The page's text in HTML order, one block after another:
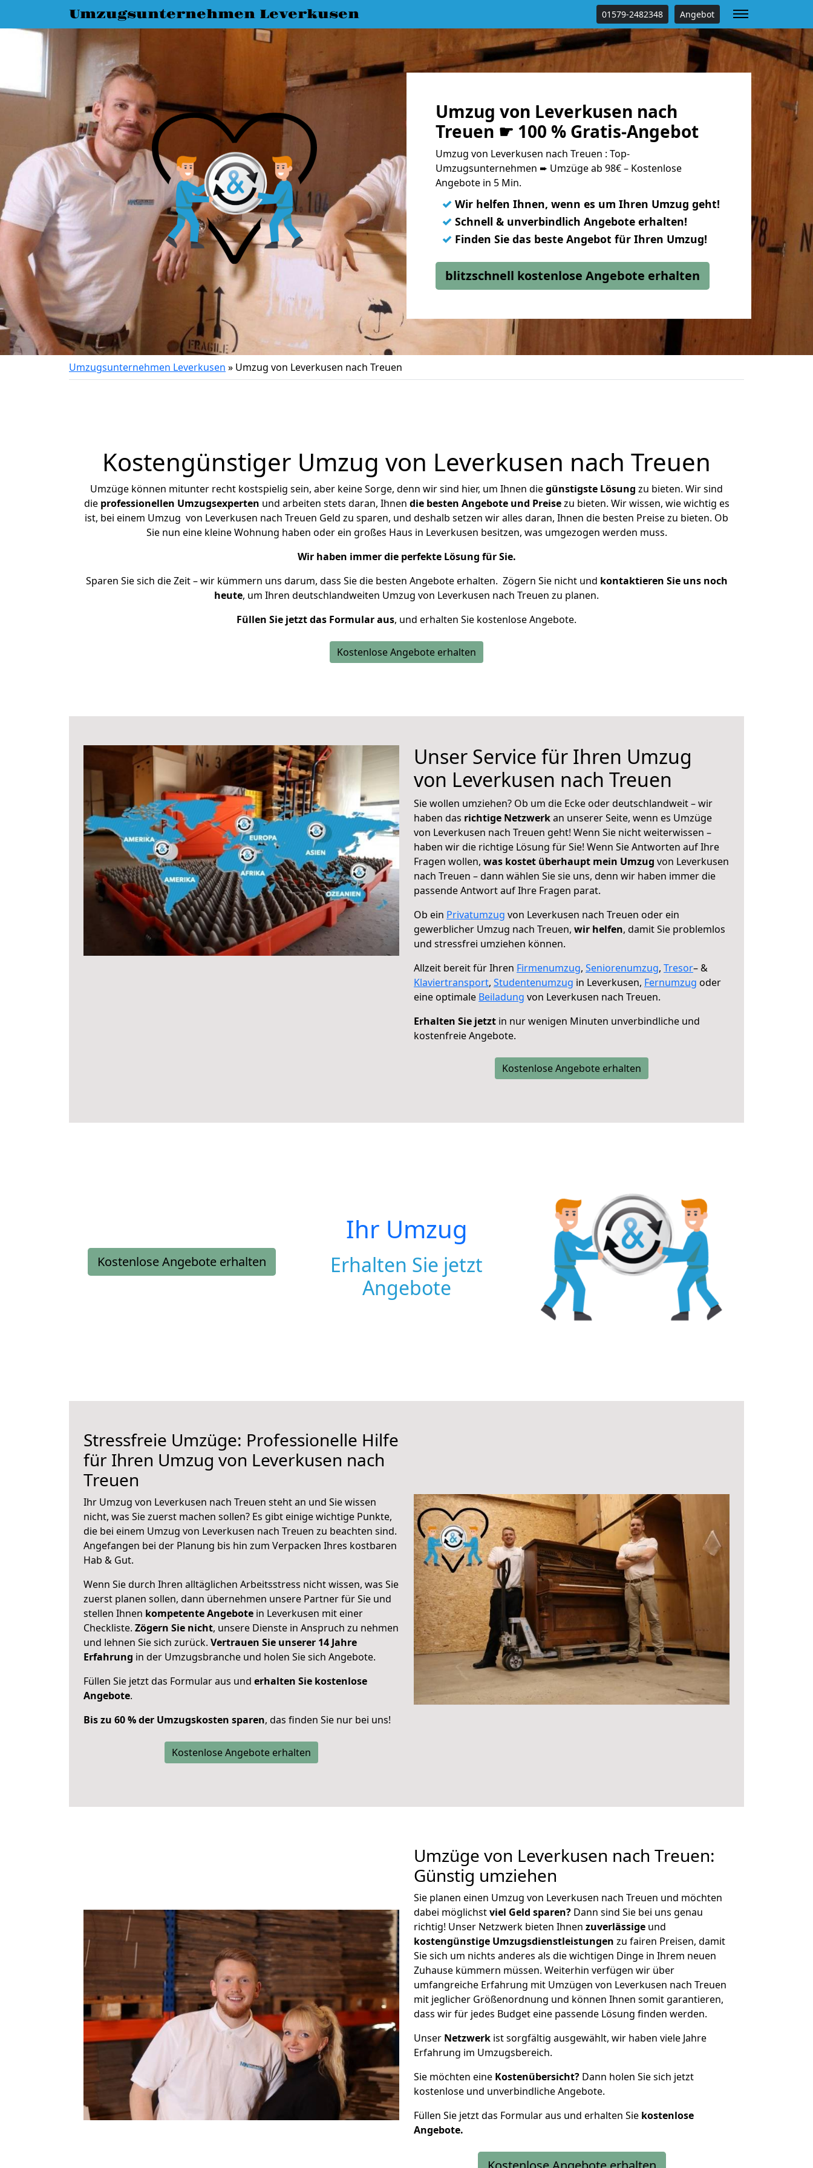
Umzugsunternehmen Leverkusen 01579-2482348 Angebot
Umzug von Leverkusen nach
Treuen ☛ 100 % Gratis-Angebot
Umzug von Leverkusen nach Treuen : Top-
Umzugsunternehmen ➨ Umzüge ab 98€ – Kostenlose
Angebote in 5 Min.
✓ Wir helfen Ihnen, wenn es um Ihren Umzug geht!
✓ Schnell & unverbindlich Angebote erhalten!
✓ Finden Sie das beste Angebot für Ihren Umzug!
blitzschnell kostenlose Angebote erhalten
Umzugsunternehmen Leverkusen » Umzug von Leverkusen nach Treuen
Kostengünstiger Umzug von Leverkusen nach Treuen
Umzüge können mitunter recht kostspielig sein, aber keine Sorge, denn wir sind hier, um Ihnen diegünstigste Lösung zu bieten. Wir sind
die professionellen Umzugsexperten und arbeiten stets daran, Ihnen die besten Angebote und Preisezu bieten. Wir wissen, wie wichtig es
ist, bei einem Umzug von Leverkusen nach Treuen Geld zu sparen, und deshalb setzen wir alles daran, Ihnen die besten Preise zu bieten. Ob
Sie nun eine kleine Wohnung haben oder ein großes Haus in Leverkusen besitzen, was umgezogen werden muss.
Wir haben immer die perfekte Lösung für Sie.
Sparen Sie sich die Zeit – wir kümmern uns darum, dass Sie die besten Angebote erhalten. Zögern Sie nicht und kontaktieren Sie uns noch
heute, um Ihren deutschlandweiten Umzug von Leverkusen nach Treuen zu planen.
Füllen Sie jetzt das Formular aus, und erhalten Sie kostenlose Angebote.
Kostenlose Angebote erhalten
Unser Service für Ihren Umzug
von Leverkusen nach Treuen
Sie wollen umziehen? Ob um die Ecke oder deutschlandweit – wir
haben das richtige Netzwerkan unserer Seite, wenn es Umzüge
von Leverkusen nach Treuen geht! Wenn Sie nicht weiterwissen –
haben wir die richtige Lösung für Sie! Wenn Sie Antworten auf Ihre
Fragen wollen, was kostet überhaupt mein Umzug von Leverkusen
nach Treuen – dann wählen Sie sie uns, denn wir haben immer die
passende Antwort auf Ihre Fragen parat.
Ob ein Privatumzug von Leverkusen nach Treuen oder ein
gewerblicher Umzug nach Treuen, wir helfen, damit Sie problemlos
und stressfrei umziehen können.
Allzeit bereit für Ihren Firmenumzug, Seniorenumzug, Tresor– &
Klaviertransport, Studentenumzug in Leverkusen, Fernumzug oder
eine optimale Beiladung von Leverkusen nach Treuen.
Erhalten Sie jetzt in nur wenigen Minuten unverbindliche und
kostenfreie Angebote.
Kostenlose Angebote erhalten
Kostenlose Angebote erhalten
Ihr Umzug
Erhalten Sie jetzt
Angebote
Stressfreie Umzüge: Professionelle Hilfe
für Ihren Umzug von Leverkusen nach
Treuen
Ihr Umzug von Leverkusen nach Treuen steht an und Sie wissen
nicht, was Sie zuerst machen sollen? Es gibt einige wichtige Punkte,
die bei einem Umzug von Leverkusen nach Treuen zu beachten sind.
Angefangen bei der Planung bis hin zum Verpacken Ihres kostbaren
Hab & Gut.
Wenn Sie durch Ihren alltäglichen Arbeitsstress nicht wissen, was Sie
zuerst planen sollen, dann übernehmen unsere Partner für Sie und
stellen Ihnen kompetente Angebote in Leverkusen mit einer
Checkliste. Zögern Sie nicht, unsere Dienste in Anspruch zu nehmen
und lehnen Sie sich zurück. Vertrauen Sie unserer 14 Jahre
Erfahrung in der Umzugsbranche und holen Sie sich Angebote.
Füllen Sie jetzt das Formular aus und erhalten Sie kostenlose
Angebote.
Bis zu 60 % der Umzugskosten sparen, das finden Sie nur bei uns!
Kostenlose Angebote erhalten
Umzüge von Leverkusen nach Treuen:
Günstig umziehen
Sie planen einen Umzug von Leverkusen nach Treuen und möchten
dabei möglichstviel Geld sparen? Dann sind Sie bei uns genau
richtig! Unser Netzwerk bieten Ihnen zuverlässige und
kostengünstige Umzugsdienstleistungen zu fairen Preisen, damit
Sie sich um nichts anderes als die wichtigen Dinge in Ihrem neuen
Zuhause kümmern müssen. Weiterhin verfügen wir über
umfangreiche Erfahrung mit Umzügen von Leverkusen nach Treuen
mit jeglicher Größenordnung und können Ihnen somit garantieren,
dass wir für jedes Budget eine passende Lösung finden werden.
Unser Netzwerk ist sorgfältig ausgewählt, wir haben viele Jahre
Erfahrung im Umzugsbereich.
Sie möchten eine Kostenübersicht? Dann holen Sie sich jetzt
kostenlose und unverbindliche Angebote.
Füllen Sie jetzt das Formular aus und erhalten Sie kostenlose
Angebote.